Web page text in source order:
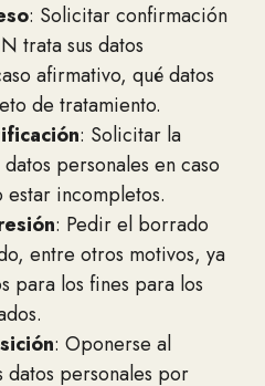
: Solicitar confirmación
trata sus datos
afirmativo, qué datos
de tratamiento.
: Solicitar la
personales en caso
incompletos.
: Pedir el borrado
entre otros motivos, ya
para los fines para los
: Oponerse al
datos personales por